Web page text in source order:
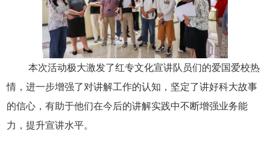
本次活动极大激发了红专文化宣讲队员们的爱国爱校热
情，进一步增强了对讲解工作的认知，坚定了讲好科大故事
的信心，有助于他们在今后的讲解实践中不断增强业务能
力，提升宣讲水平。